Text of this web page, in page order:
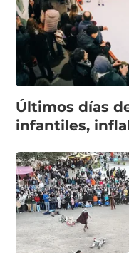
Últimos días
infantiles,